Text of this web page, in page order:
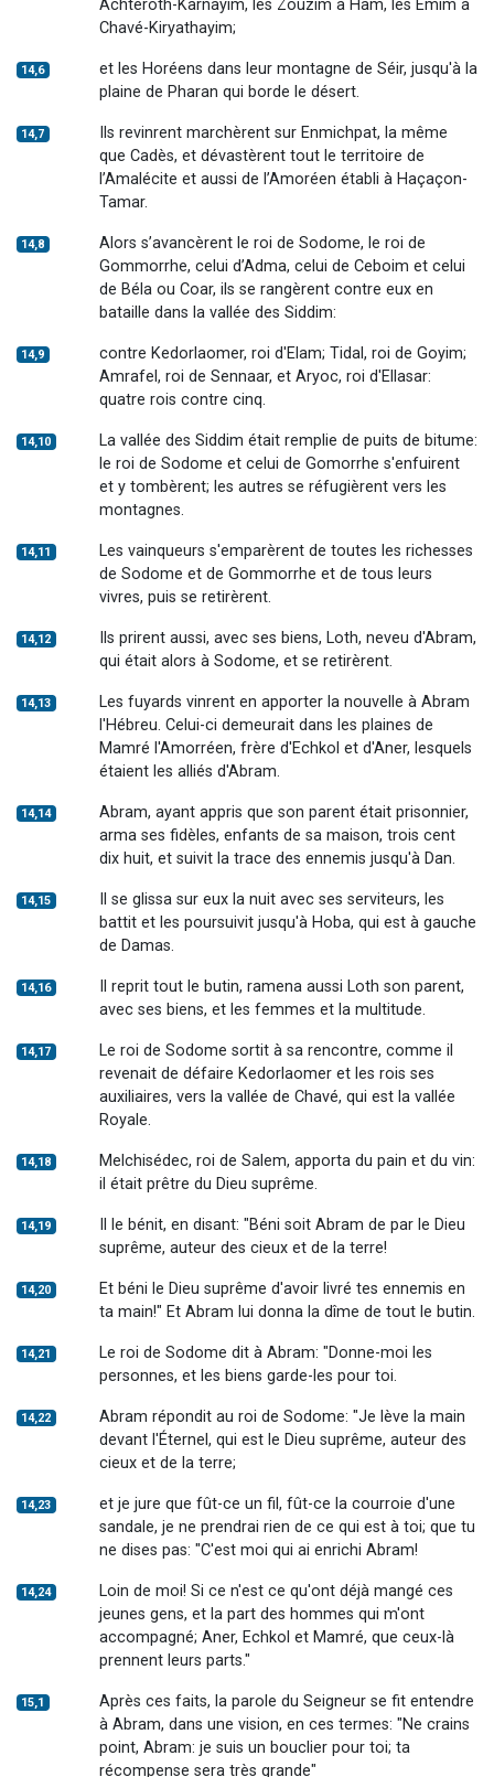
Achteroth-Karnayim, les Zouzim à Ham, les Emim à
Chavé-Kiryathayim;
14,6
et les Horéens dans leur montagne de Séir, jusqu'à la
plaine de Pharan qui borde le désert.
14,7
Ils revinrent marchèrent sur Enmichpat, la même
que Cadès, et dévastèrent tout le territoire de
l’Amalécite et aussi de l’Amoréen établi à Haçaçon-
Tamar.
14,8
Alors s’avancèrent le roi de Sodome, le roi de
Gommorrhe, celui d’Adma, celui de Ceboim et celui
de Béla ou Coar, ils se rangèrent contre eux en
bataille dans la vallée des Siddim:
14,9
contre Kedorlaomer, roi d'Elam; Tidal, roi de Goyim;
Amrafel, roi de Sennaar, et Aryoc, roi d'Ellasar:
quatre rois contre cinq.
14,10
La vallée des Siddim était remplie de puits de bitume:
le roi de Sodome et celui de Gomorrhe s'enfuirent
et y tombèrent; les autres se réfugièrent vers les
montagnes.
14,11
Les vainqueurs s'emparèrent de toutes les richesses
de Sodome et de Gommorrhe et de tous leurs
vivres, puis se retirèrent.
14,12
Ils prirent aussi, avec ses biens, Loth, neveu d'Abram,
qui était alors à Sodome, et se retirèrent.
14,13
Les fuyards vinrent en apporter la nouvelle à Abram
l'Hébreu. Celui-ci demeurait dans les plaines de
Mamré l'Amorréen, frère d'Echkol et d'Aner, lesquels
étaient les alliés d'Abram.
14,14
Abram, ayant appris que son parent était prisonnier,
arma ses fidèles, enfants de sa maison, trois cent
dix huit, et suivit la trace des ennemis jusqu'à Dan.
14,15
Il se glissa sur eux la nuit avec ses serviteurs, les
battit et les poursuivit jusqu'à Hoba, qui est à gauche
de Damas.
14,16
Il reprit tout le butin, ramena aussi Loth son parent,
avec ses biens, et les femmes et la multitude.
14,17
Le roi de Sodome sortit à sa rencontre, comme il
revenait de défaire Kedorlaomer et les rois ses
auxiliaires, vers la vallée de Chavé, qui est la vallée
Royale.
14,18
Melchisédec, roi de Salem, apporta du pain et du vin:
il était prêtre du Dieu suprême.
14,19
Il le bénit, en disant: "Béni soit Abram de par le Dieu
suprême, auteur des cieux et de la terre!
14,20
Et béni le Dieu suprême d'avoir livré tes ennemis en
ta main!" Et Abram lui donna la dîme de tout le butin.
14,21
Le roi de Sodome dit à Abram: "Donne-moi les
personnes, et les biens garde-les pour toi.
14,22
Abram répondit au roi de Sodome: "Je lève la main
devant l'Éternel, qui est le Dieu suprême, auteur des
cieux et de la terre;
14,23
et je jure que fût-ce un fil, fût-ce la courroie d'une
sandale, je ne prendrai rien de ce qui est à toi; que tu
ne dises pas: "C'est moi qui ai enrichi Abram!
14,24
Loin de moi! Si ce n'est ce qu'ont déjà mangé ces
jeunes gens, et la part des hommes qui m'ont
accompagné; Aner, Echkol et Mamré, que ceux-là
prennent leurs parts."
15,1
Après ces faits, la parole du Seigneur se fit entendre
à Abram, dans une vision, en ces termes: "Ne crains
point, Abram: je suis un bouclier pour toi; ta
récompense sera très grande"